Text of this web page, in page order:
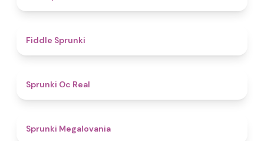
Fiddle Sprunki
Sprunki Oc Real
Sprunki Megalovania